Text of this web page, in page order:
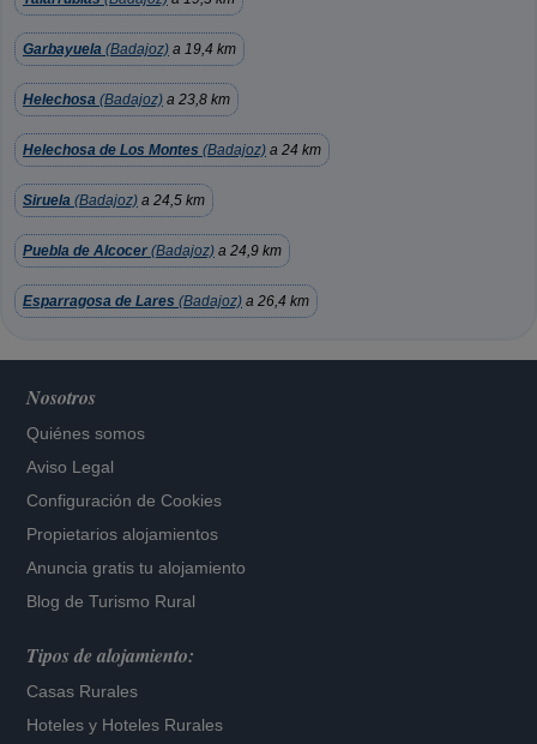
Garbayuela (Badajoz) a 19,4 km
Helechosa (Badajoz) a 23,8 km
Helechosa de Los Montes (Badajoz) a 24 km
Siruela (Badajoz) a 24,5 km
Puebla de Alcocer (Badajoz) a 24,9 km
Esparragosa de Lares (Badajoz) a 26,4 km
Nosotros
Quiénes somos
Aviso Legal
Configuración de Cookies
Propietarios alojamientos
Anuncia gratis tu alojamiento
Blog de Turismo Rural
Tipos de alojamiento:
Casas Rurales
Hoteles y Hoteles Rurales